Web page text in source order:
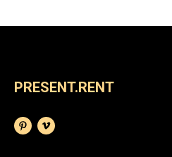
PRESENT.RENT